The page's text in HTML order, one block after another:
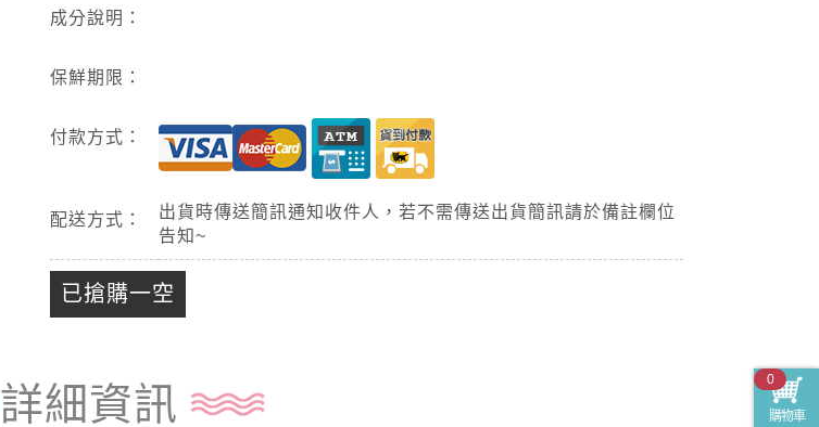
成分說明：
保鮮期限：
付款方式：
配送方式：
出貨時傳送簡訊通知收件人，若不需傳送出貨簡訊請於備註欄位
告知~
已搶購一空
詳細資訊 購物車
0